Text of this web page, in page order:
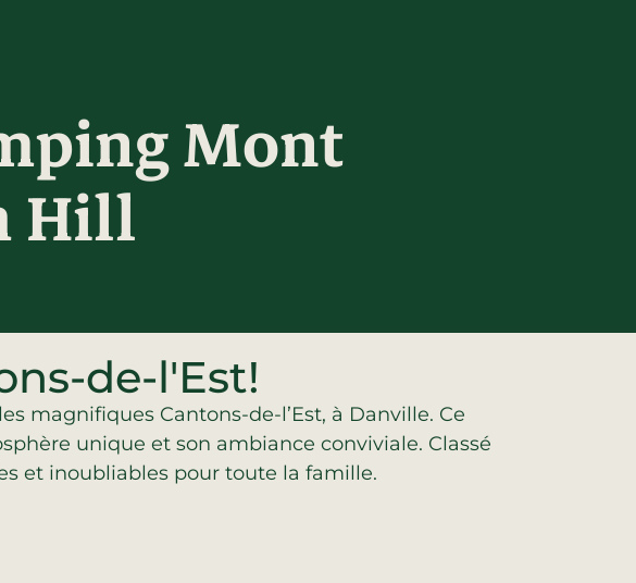
Mont
Hill
de-l'Est!
magnifiques Cantons-de-l’Est, à Danville. Ce
unique et son ambiance conviviale. Classé
et inoubliables pour toute la famille.